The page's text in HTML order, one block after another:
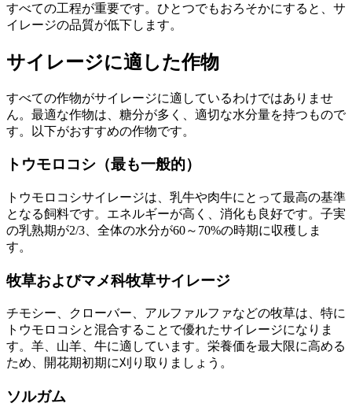
すべての工程が重要です。ひとつでもおろそかにすると、サ
イレージの品質が低下します。
サイレージに適した作物
すべての作物がサイレージに適しているわけではありませ
ん。最適な作物は、糖分が多く、適切な水分量を持つもので
す。以下がおすすめの作物です。
トウモロコシ（最も一般的）
トウモロコシサイレージは、乳牛や肉牛にとって最高の基準
となる飼料です。エネルギーが高く、消化も良好です。子実
の乳熟期が2/3、全体の水分が60～70%の時期に収穫しま
す。
牧草およびマメ科牧草サイレージ
チモシー、クローバー、アルファルファなどの牧草は、特に
トウモロコシと混合することで優れたサイレージになりま
す。羊、山羊、牛に適しています。栄養価を最大限に高める
ため、開花期初期に刈り取りましょう。
ソルガム